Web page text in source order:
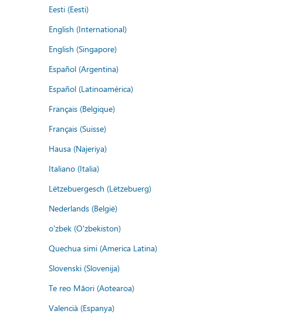
Eesti (Eesti)
English (International)
English (Singapore)
Español (Argentina)
Español (Latinoamérica)
Français (Belgique)
Français (Suisse)
Hausa (Najeriya)
Italiano (Italia)
Lëtzebuergesch (Lëtzebuerg)
Nederlands (België)
o'zbek (O'zbekiston)
Quechua simi (America Latina)
Slovenski (Slovenija)
Te reo Māori (Aotearoa)
Valencià (Espanya)